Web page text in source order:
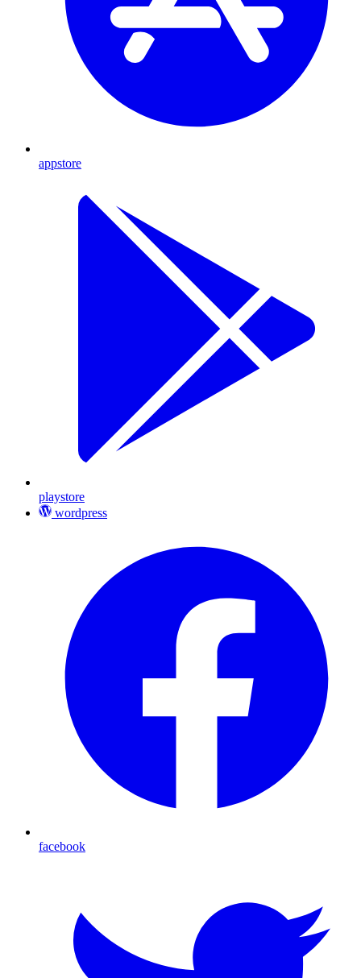
appstore
playstore
wordpress
facebook